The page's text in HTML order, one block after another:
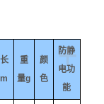
+
重
量g
颜
色
防静
电功
能